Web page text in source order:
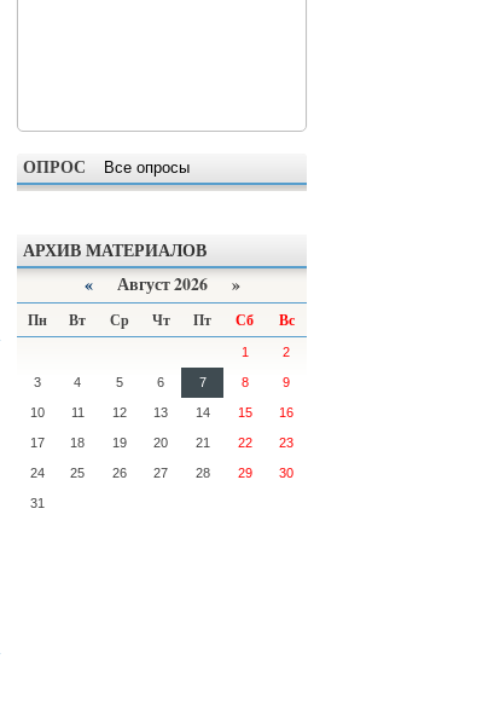
ОПРОС Все опросы
АРХИВ МАТЕРИАЛОВ
«Август 2026 »
Пн Вт Ср Чт Пт Сб Вс
1 2
3 4 5 6 7 8 9
10 11 12 13 14 15 16
17 18 19 20 21 22 23
24 25 26 27 28 29 30
31